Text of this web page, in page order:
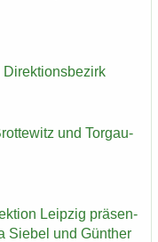
Di­rek­ti­ons­be­zirk
und Tor­gau­
Leip­zig prä­sen­
Sie­bel und Gün­ther